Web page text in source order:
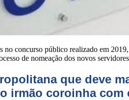
concurso público realizado em
de nomeação dos novos
que deve
irmão coroinha com